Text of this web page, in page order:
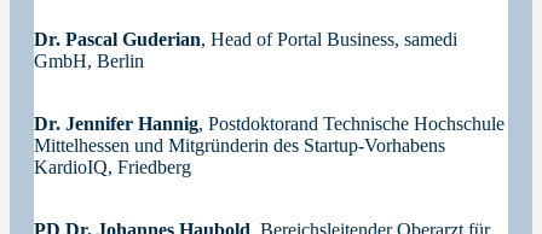
Dr. Pascal Guderian, Head of Portal Business, samedi
GmbH, Berlin
Dr. Jennifer Hannig, Postdoktorand Technische Hochschule
Mittelhessen und Mitgründerin des Startup-Vorhabens
KardioIQ, Friedberg
PD Dr. Johannes Haubold , Bereichsleitender Oberarzt für